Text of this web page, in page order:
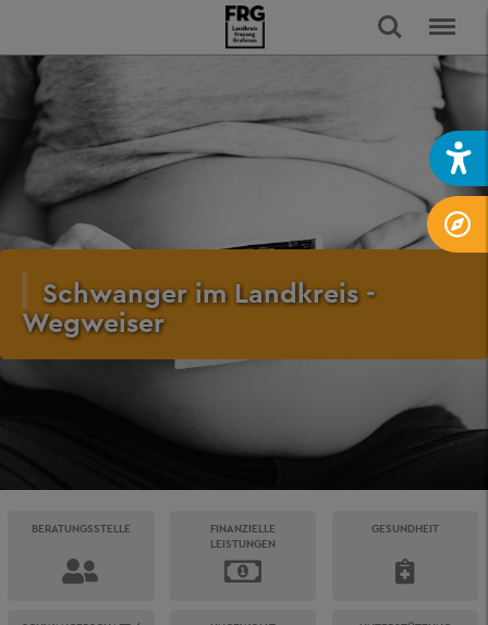
Schwanger im Landkreis -
Wegweiser
BERATUNGSSTELLE
FINANZIELLE
LEISTUNGEN
GESUNDHEIT